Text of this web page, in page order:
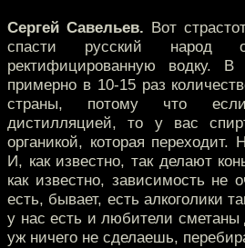
Сергей Савельев. Вот
спасти русский народ
ректифицированную водку. В
примерно в 10-15 раз
страны, потому что
дистилляцией, то у вас
органикой, которая переходит.
И, как известно, так делают
как известно, зависимость не
есть, бывает, есть алкоголики
у нас есть и любители сметаны
уж ничего не сделаешь,